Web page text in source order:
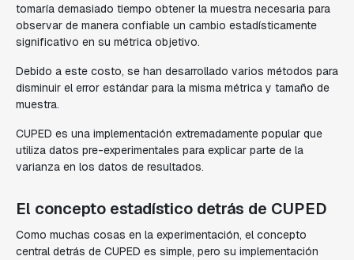
tomaría demasiado tiempo obtener la muestra necesaria para
observar de manera confiable un cambio estadísticamente
significativo en su métrica objetivo.
Debido a este costo, se han desarrollado varios métodos para
disminuir el error estándar para la misma métrica y tamaño de
muestra.
CUPED es una implementación extremadamente popular que
utiliza datos pre-experimentales para explicar parte de la
varianza en los datos de resultados.
El concepto estadístico detrás de CUPED
Como muchas cosas en la experimentación, el concepto
central detrás de CUPED es simple, pero su implementación